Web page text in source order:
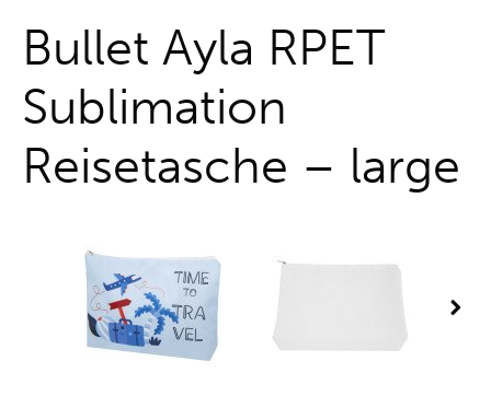
Bullet Ayla RPET
Sublimation
Reisetasche – large